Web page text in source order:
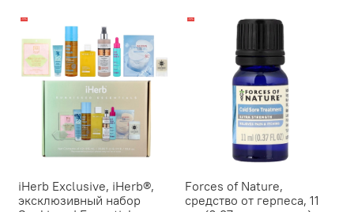
-13%
iHerb Exclusive, iHerb®,
эксклюзивный набор
-19%
Forces of Nature,
средство от герпеса, 11